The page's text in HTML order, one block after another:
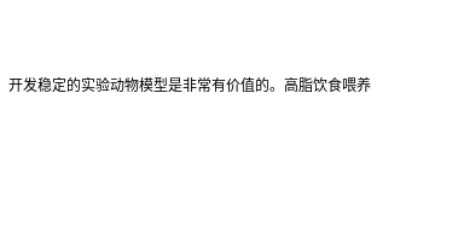
发稳定的实验动物模型是非常有价值的。高脂饮食喂养